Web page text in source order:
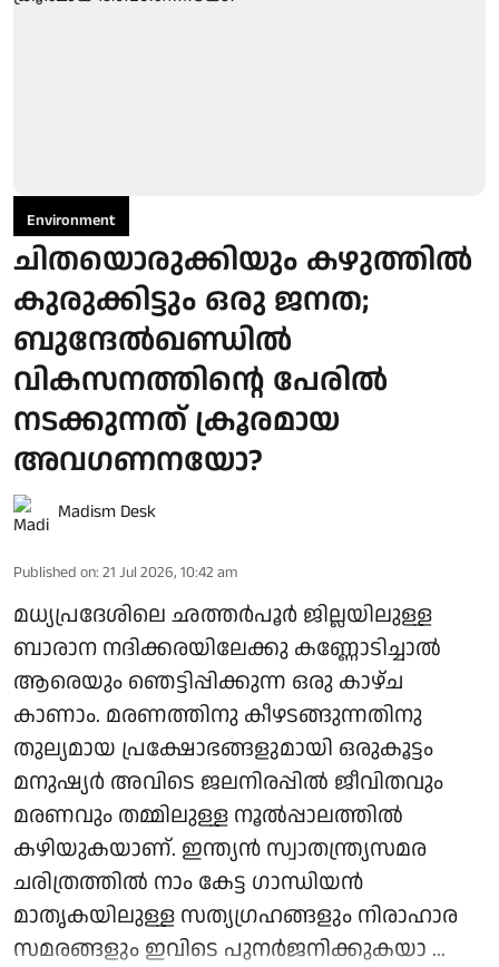
Environment
ചിതയൊരുക്കിയും കഴുത്തില്‍
കുരുക്കിട്ടും ഒരു ജനത;
ബുന്ദേല്‍ഖണ്ഡില്‍
വികസനത്തിന്റെ പേരില്‍
നടക്കുന്നത് ക്രൂരമായ
അവഗണനയോ?
Madism Desk
Published on: 21 Jul 2026, 10:42 am
മധ്യപ്രദേശിലെ ഛത്തര്‍പൂര്‍ ജില്ലയിലുള്ള
ബാരാന നദിക്കരയിലേക്കു കണ്ണോടിച്ചാല്‍
ആരെയും ഞെട്ടിപ്പിക്കുന്ന ഒരു കാഴ്ച
കാണാം. മരണത്തിനു കീഴടങ്ങുന്നതിനു
തുല്യമായ പ്രക്ഷോഭങ്ങളുമായി ഒരുകൂട്ടം
മനുഷ്യര്‍ അവിടെ ജലനിരപ്പില്‍ ജീവിതവും
മരണവും തമ്മിലുള്ള നൂല്‍പ്പാലത്തില്‍
കഴിയുകയാണ്. ഇന്ത്യന്‍ സ്വാതന്ത്ര്യസമര
ചരിത്രത്തില്‍ നാം കേട്ട ഗാന്ധിയന്‍
മാതൃകയിലുള്ള സത്യഗ്രഹങ്ങളും നിരാഹാര
സമരങ്ങളും ഇവിടെ പുനര്‍ജനിക്കുകയാ ...